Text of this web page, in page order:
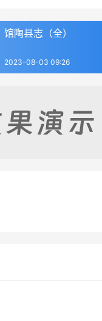
馆陶县志（全）
2023-08-03 09:26